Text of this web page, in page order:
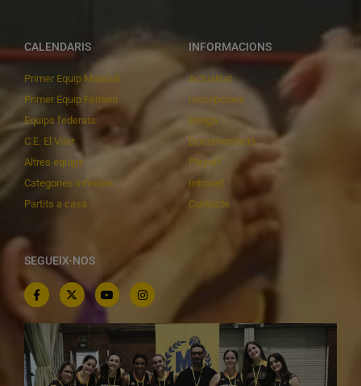
CALENDARIS
Primer Equip Masculí
Primer Equip Femení
Equips federats
C.E. El Vilar
Altres equips
Categories inferiors
Partits a casa
INFORMACIONS
Actualitat
Inscripcions
Botiga
Documentació
Playoff
Intranet
Contacte
SEGUEIX-NOS